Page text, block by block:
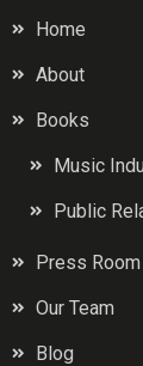
Home
About
Books
Music
Public
Press
Our Team
Blog